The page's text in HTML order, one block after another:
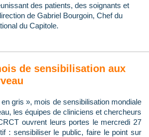
des patients, des soignants et
de Gabriel Bourgoin, Chef du
du Capitole.
de sensibilisation aux
en gris », mois de sensibilisation mondiale
les équipes de cliniciens et chercheurs
ouvrent leurs portes le mercredi 27
: sensibiliser le public, faire le point sur